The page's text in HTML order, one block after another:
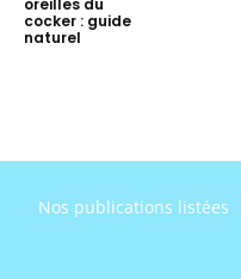
cocker : guide
naturel
Nos publications listées